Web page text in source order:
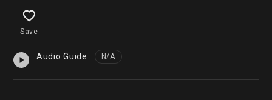
Save
Audio Guide N/A